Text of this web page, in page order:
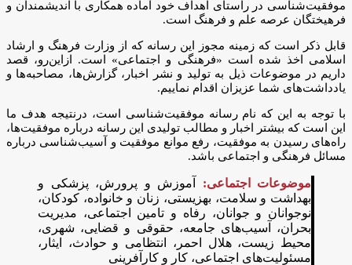
موفقیت‌شناسی در راستای اهداف خود آماده همکاری با اندیشمندان و
فرهیختگان عرصه علم و فرهنگ است.
قابل ذکر است که زمینه مجوز این رسانه که از وزارت فرهنگ و ارشاد
اسلامی اخذ شده است «فرهنگی و اجتماعی» است. ازاین‌رو، قصد
داریم در موضوعات ذیل به تولید و نشر اخبار، گزارش‌ها، مصاحبه‌ها و
یادداشت‌های شما عزیزان اقدام نماییم.
با توجه به این که نام رسانه موفقیت‌شناسی است، درنتیجه هدف ما
این است که بیشتر اخبار و مطالب تولیدی این رسانه درباره موفقیت‌ها،
راه‌های رسیدن به موفقیت، رفع موانع موفقیت و آسیب‌شناسی درباره
مسائل فرهنگی و اجتماعی باشد.
موضوعات اجتماعی: آموزش و پرورش، پزشکی و
بهداشت و سلامت، بهزیستی، زنان و خانواده، کودکان،
نوجوانان و جوانان، رفاه و تامین اجتماعی، مدیریت
بحران، آسیب‌های جامعه، حقوقی و قضایی، شهری،
محیط زیست، هلال احمر، انتظامی و حوادث، ایثار،
مسئولیت‌های اجتماعی، کار و کارآفرینی